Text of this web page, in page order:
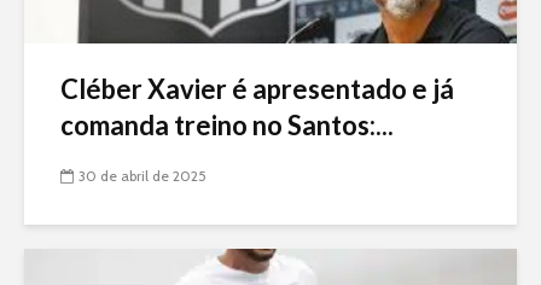
Cléber Xavier é apresentado e já
comanda treino no Santos:...
30 de abril de 2025